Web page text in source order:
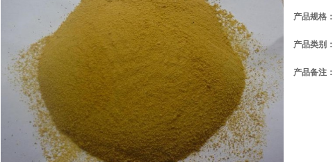
产品规格：
产品类别：
产品备注：